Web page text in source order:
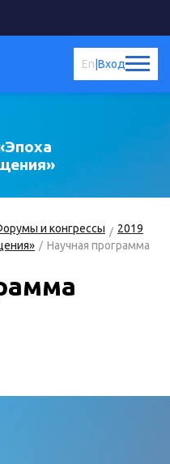
Вход
En
и конгрессы
2019
Научная программа